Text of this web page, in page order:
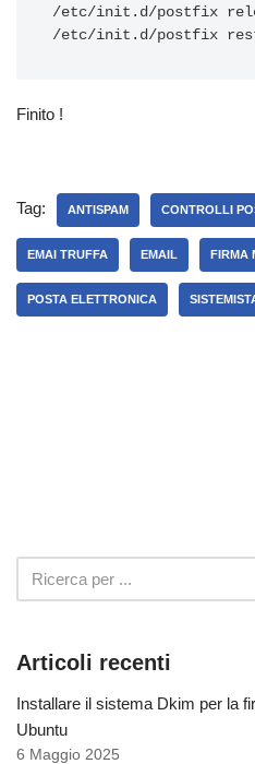
/etc/init.d/postfix
Finito !
Tag: ANTISPAM CONTROLLI
EMAI TRUFFA EMAIL FIRMA
POSTA ELETTRONICA
Articoli recenti
Installare il sistema Dkim per la
Ubuntu
6 Maggio 2025